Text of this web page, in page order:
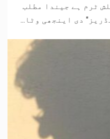
ٹرم ہے جیندا مطلب
دی اینجھی وٹا...